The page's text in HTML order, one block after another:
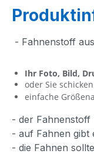
- Fahnenstoff
Ihr Foto, Bild,
oder Sie
einfache
- der Fahnenstoff
- auf Fahnen gibt
- die Fahnen